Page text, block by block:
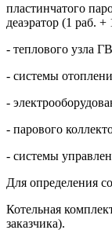
пластинчатого
деаэратор (1 раб. +
- теплового узла
- системы
-
- парового
- системы
Для определения
Котельная
заказчика).